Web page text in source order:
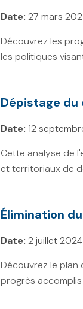
Date: 27 mars
Découvrez les
les politiques
Dépistage du
Date: 12
Cette analyse de
et territoriaux de
Élimination
Date: 2 juillet 2024
Découvrez le plan
progrès